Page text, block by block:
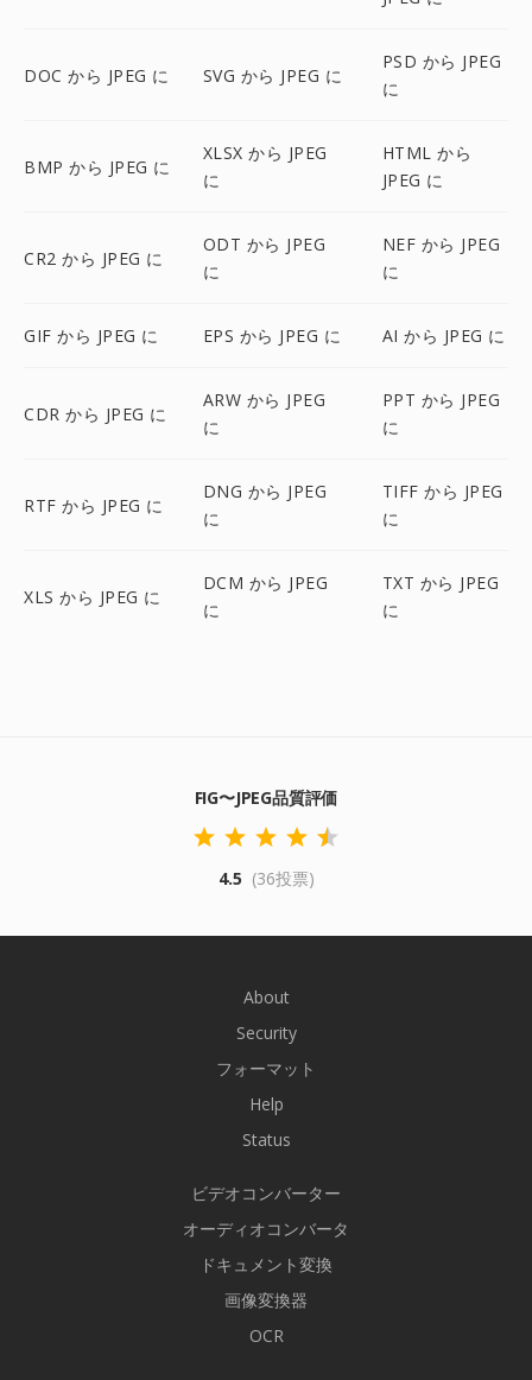
DOC から JPEG に SVG から JPEG に
PSD から JPEG
に
BMP から JPEG に
XLSX から JPEG
に
HTML から
JPEG に
CR2 から JPEG に
ODT から JPEG
に
NEF から JPEG
に
GIF から JPEG に EPS から JPEG に AI から JPEG に
CDR から JPEG に
ARW から JPEG
に
PPT から JPEG
に
RTF から JPEG に
DNG から JPEG
に
TIFF から JPEG
に
XLS から JPEG に
DCM から JPEG
に
TXT から JPEG
に
FIG〜JPEG品質評価
4.5 (36投票)
About
Security
フォーマット
Help
Status
ビデオコンバーター
オーディオコンバータ
ドキュメント変換
画像変換器
OCR